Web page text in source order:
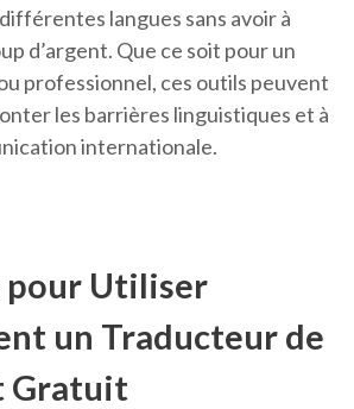
langues sans avoir à
d’argent. Que ce soit pour un
professionnel, ces outils peuvent
les barrières linguistiques et à
internationale.
pour Utiliser
un Traducteur de
Gratuit